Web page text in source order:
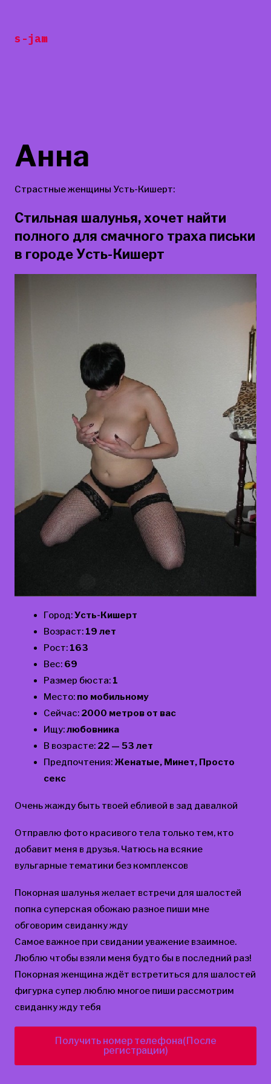
содержанию
s-jam
Анна
Страстные женщины Усть-Кишерт:
Стильная шалунья, хочет найти
полного для смачного траха письки
в городе Усть-Кишерт
Город:Усть-Кишерт
Возраст: 19 лет
Рост: 163
Вес: 69
Размер бюста: 1
Место: по мобильному
Сейчас: 2000 метров от вас
Ищу:любовника
В возрасте: 22 — 53 лет
Предпочтения: Женатые, Минет, Просто
секс
Очень жажду быть твоей ебливой в зад давалкой
Отправлю фото красивого тела только тем, кто
добавит меня в друзья. Чатюсь на всякие
вульгарные тематики без комплексов
Покорная шалунья желает встречи для шалостей
попка суперская обожаю разное пиши мне
обговорим свиданку жду
Самое важное при свидании уважение взаимное.
Люблю чтобы взяли меня будто бы в последний раз!
Покорная женщина ждёт встретиться для шалостей
фигурка супер люблю многое пиши рассмотрим
свиданку жду тебя
Получить номер телефона(После
регистрации)